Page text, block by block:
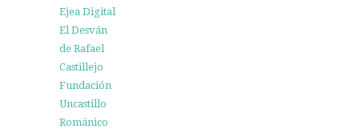
Ejea Digital
El Desván
de Rafael
Castillejo
Fundación
Uncastillo
Románico